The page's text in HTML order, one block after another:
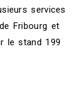
services
Fribourg et
le stand 199